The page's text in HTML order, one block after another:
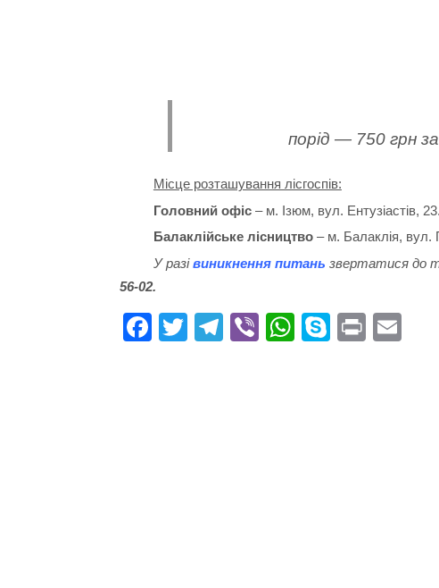
порід — 750 грн
Місце розташування лісгоспів:
Головний офіс– м. Ізюм, вул. Ентузіастів, 23.
Балаклійське лісництво– м. Балаклія, вул.
У разівиникнення питань звертатися до
56-02.
Fa T
Te Vi
W
S
Pr